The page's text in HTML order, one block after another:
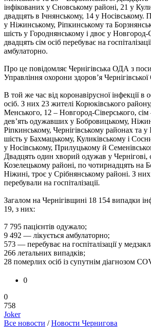
інфікованих у Сновському районі, 21 у
двадцять в Ічнянському, 14 у
у Ніжинському, Ріпкинському та
шість у Городнянському і двоє у Новгород-
двадцять сім осіб перебуває на
амбулаторно.
Про це повідомляє Чернігівська ОДА з
Управління охорони здоров’я
В той же час від коронавірусної інфекції в
осіб. З них 23 жителі Корюківського
Менського, 12 – Новгород-Сіверського,
дев’ять одужавших у Бобровицькому,
Ріпкинському, Чернігівському районах та
шість у Бахмацькому, Куликівському і
у Носівському, Прилуцькому й
Двадцять один хворий одужав у Чернігові,
Козелецькому районі, по чотирнадцять на
Ніжині, троє у Срібнянському районі. З них
перебували на госпіталізації.
Загалом на Чернігівщині 18 154 випадки
19, з них:
7 795 пацієнтів одужало;
9 492 — лікується амбулаторно;
573 — перебуває на госпіталізації у
266 летальних випадків;
28 померлих осіб із супутнім діагнозом
0
0
758
Joker
Все новости /Новости Чернигова